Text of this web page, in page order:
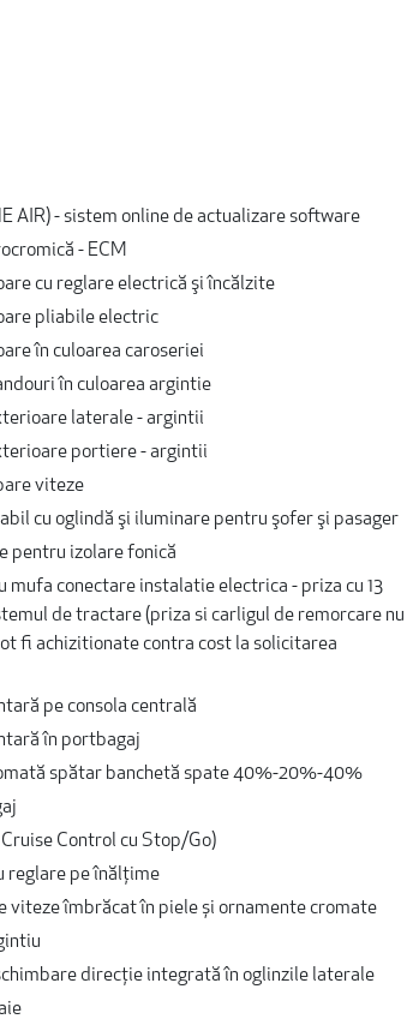
AIR) - sistem online de actualizare software
- ECM
cu reglare electrică şi încălzite
pliabile electric
în culoarea caroseriei
în culoarea argintie
laterale - argintii
portiere - argintii
viteze
cu oglindă şi iluminare pentru şofer şi pasager
pentru izolare fonică
mufa conectare instalatie electrica - priza cu 13
de tractare (priza si carligul de remorcare nu
fi achizitionate contra cost la solicitarea
pe consola centrală
în portbagaj
spătar banchetă spate 40%-20%-40%
Control cu Stop/Go)
reglare pe înălţime
viteze îmbrăcat în piele și ornamente cromate
direcție integrată în oglinzile laterale